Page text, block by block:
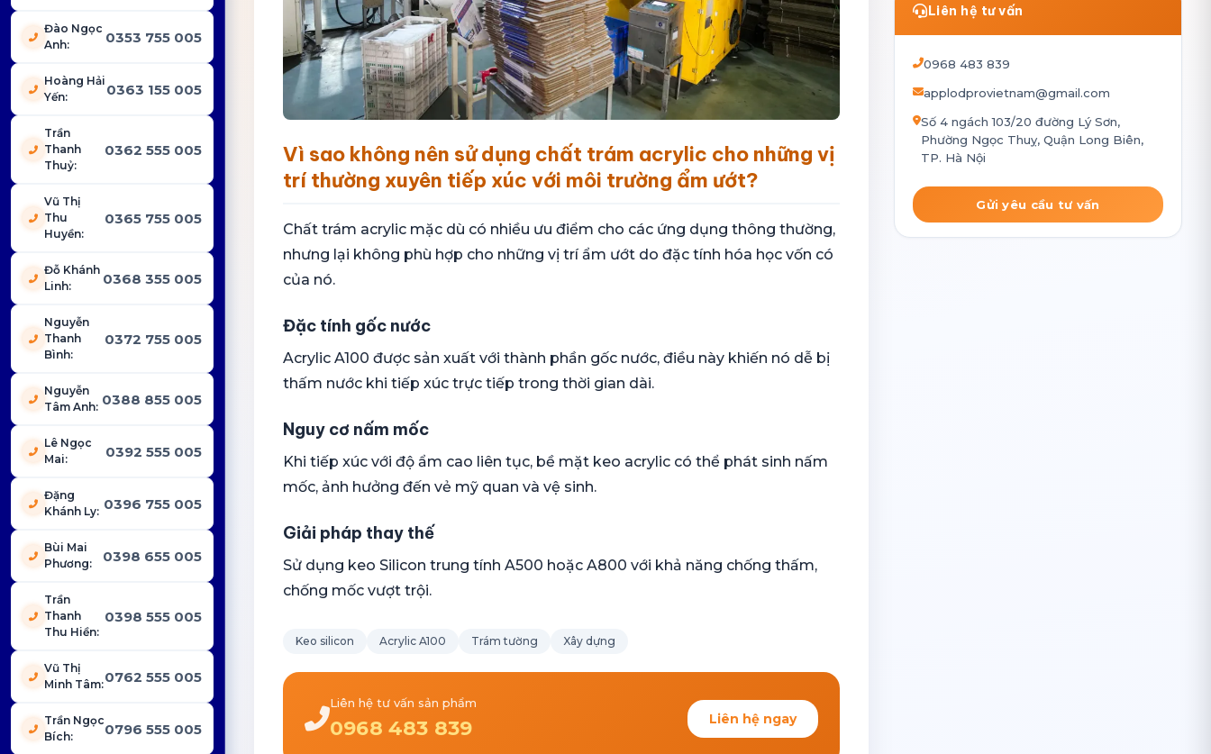
Đào Ngọc
Anh: 0353 755 005
Hoàng Hải
Yến: 0363 155 005
Trần
Thanh
Thuỷ:
0362 555 005
Vũ Thị
Thu
Huyền:
0365 755 005
Đỗ Khánh
Linh: 0368 355 005
Nguyễn
Thanh
Bình:
0372 755 005
Nguyễn
Tâm Anh: 0388 855 005
Lê Ngọc
Mai: 0392 555 005
Đặng
Khánh Ly: 0396 755 005
Bùi Mai
Phương: 0398 655 005
Trần
Thanh
Thu Hiền:
0398 555 005
Vũ Thị
Minh Tâm:0762 555 005
Trần Ngọc
Bích: 0796 555 005
Vì sao không nên sử dụng chất trám acrylic cho những vị
trí thường xuyên tiếp xúc với môi trường ẩm ướt?
Chất trám acrylic mặc dù có nhiều ưu điểm cho các ứng dụng thông thường,
nhưng lại không phù hợp cho những vị trí ẩm ướt do đặc tính hóa học vốn có
của nó.
Đặc tính gốc nước
Acrylic A100 được sản xuất với thành phần gốc nước, điều này khiến nó dễ bị
thấm nước khi tiếp xúc trực tiếp trong thời gian dài.
Nguy cơ nấm mốc
Khi tiếp xúc với độ ẩm cao liên tục, bề mặt keo acrylic có thể phát sinh nấm
mốc, ảnh hưởng đến vẻ mỹ quan và vệ sinh.
Giải pháp thay thế
Sử dụng keo Silicon trung tính A500 hoặc A800 với khả năng chống thấm,
chống mốc vượt trội.
Keo silicon Acrylic A100 Trám tường Xây dựng
Liên hệ tư vấn sản phẩm
0968 483 839 Liên hệ ngay
Liên hệ tư vấn
0968 483 839
applodprovietnam@gmail.com
Số 4 ngách 103/20 đường Lý Sơn,
Phường Ngọc Thuỵ, Quận Long Biên,
TP. Hà Nội
Gửi yêu cầu tư vấn